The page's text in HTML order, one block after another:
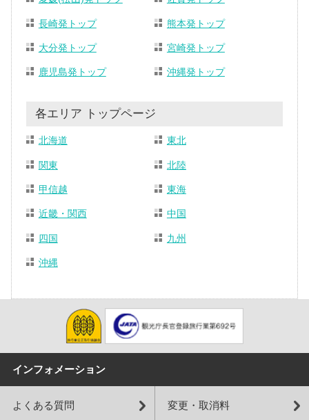
長崎発トップ 熊本発トップ
大分発トップ 宮崎発トップ
鹿児島発トップ 沖縄発トップ
各エリア トップページ
北海道 東北
関東 北陸
甲信越 東海
近畿・関西 中国
四国 九州
沖縄
インフォメーション
よくある質問 変更・取消料